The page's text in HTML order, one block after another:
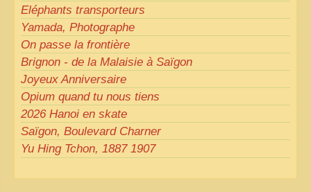
Eléphants transporteurs
Yamada, Photographe
On passe la frontière
Brignon - de la Malaisie à Saïgon
Joyeux Anniversaire
Opium quand tu nous tiens
2026 Hanoi en skate
Saïgon, Boulevard Charner
Yu Hing Tchon, 1887 1907